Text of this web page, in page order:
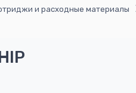
и расходные материалы